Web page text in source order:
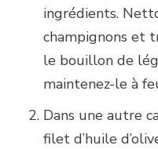
ingrédients.
champignons et
le bouillon de
maintenez-le à
Dans une autre
filet d’huile